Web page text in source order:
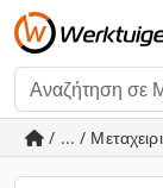
/ ... /